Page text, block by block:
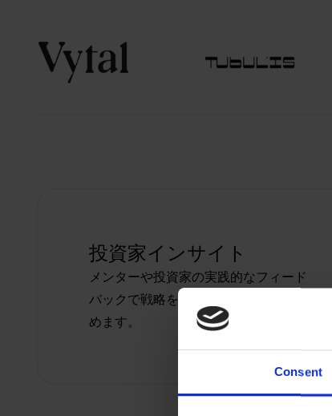
Consent
投資家インサイト
メンターや投資家の実践的なフィード
バックで戦略を検証し、成功確率を高
めます。